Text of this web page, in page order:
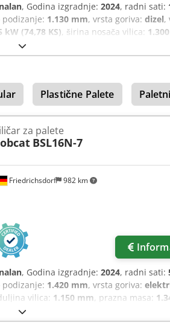
, Godina izgradnje: 2024, radni sati:
1.130 mm, vrsta goriva: dizel,
kW (74,78 KS), širina nosača vilica:
dužina:
Plastične Palete
Friedrichsdorf 982 km
za palete
BSL16N-7
, Godina izgradnje: 2024, radni sati:
1.420 mm, vrsta goriva:
vilica: 1.150 mm, prazna masa:
gradnje: